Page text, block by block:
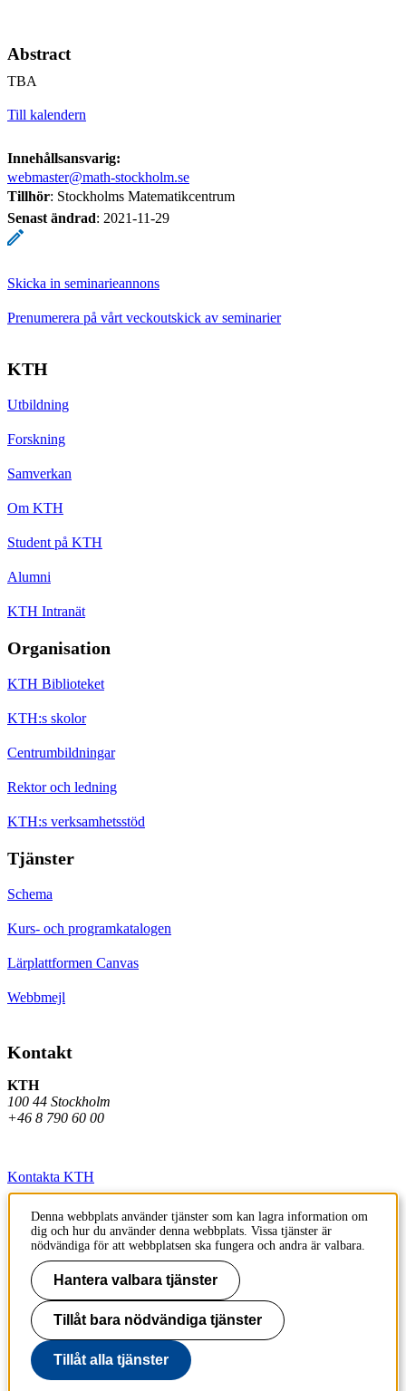
Abstract
TBA
Till kalendern
Innehållsansvarig:
webmaster@math-stockholm.se
Tillhör: Stockholms Matematikcentrum
Senast ändrad: 2021-11-29
Skicka in seminarieannons
Prenumerera på vårt veckoutskick av seminarier
KTH
Utbildning
Forskning
Samverkan
Om KTH
Student på KTH
Alumni
KTH Intranät
Organisation
KTH Biblioteket
KTH:s skolor
Centrumbildningar
Rektor och ledning
KTH:s verksamhetsstöd
Tjänster
Schema
Kurs- och programkatalogen
Lärplattformen Canvas
Webbmejl
Kontakt
KTH
100 44 Stockholm
+46 8 790 60 00
Kontakta KTH
Jobba på KTH
Press och media
Faktura och betalning KTH
Om KTH:s webbplatser
Tillgänglighetsredogörelse
Denna webbplats använder tjänster som kan lagra information om
dig och hur du använder denna webbplats. Vissa tjänster är
nödvändiga för att webbplatsen ska fungera och andra är valbara.
Hantera valbara tjänster
Tillåt bara nödvändiga tjänster
Tillåt alla tjänster